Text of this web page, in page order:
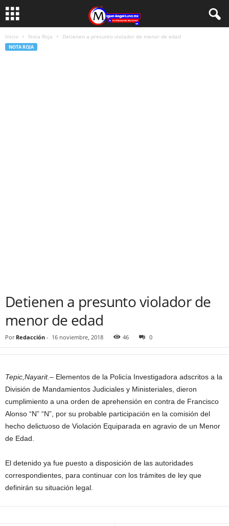
Inicio Nota Roja Detienen a presunto violador de menor de edad
NOTA ROJA
Detienen a presunto violador de
menor de edad
Por Redacción - 16 noviembre, 2018 46 0
Tepic,Nayarit.– Elementos de la Policía Investigadora adscritos a la
División de Mandamientos Judiciales y Ministeriales, dieron
cumplimiento a una orden de aprehensión en contra de Francisco
Alonso “N” “N”, por su probable participación en la comisión del
hecho delictuoso de Violación Equiparada en agravio de un Menor
de Edad.
El detenido ya fue puesto a disposición de las autoridades
correspondientes, para continuar con los trámites de ley que
definirán su situación legal.